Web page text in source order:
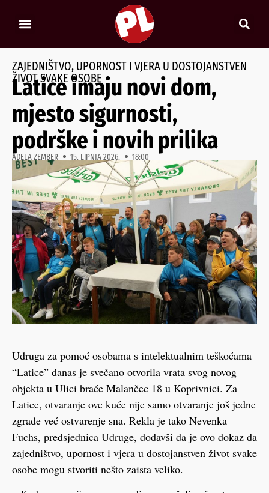
ZAJEDNIŠTVO, UPORNOST I VJERA U DOSTOJANSTVEN
ŽIVOT SVAKE OSOBE
Latice imaju novi dom,
mjesto sigurnosti,
podrške i novih prilika
ADELA ZEMBER 15. LIPNJA 2026. 18:00
Udruga za pomoć osobama s intelektualnim teškoćama
“Latice” danas je svečano otvorila vrata svog novog
objekta u Ulici braće Malančec 18 u Koprivnici. Za
Latice, otvaranje ove kuće nije samo otvaranje još jedne
zgrade već ostvarenje sna. Rekla je tako Nevenka
Fuchs, predsjednica Udruge, dodavši da je ovo dokaz da
zajedništvo, upornost i vjera u dostojanstven život svake
osobe mogu stvoriti nešto zaista veliko.